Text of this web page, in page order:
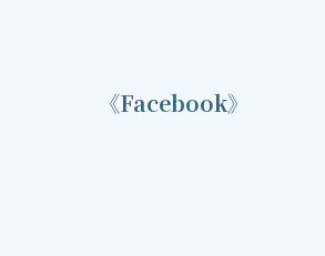
《Facebook》